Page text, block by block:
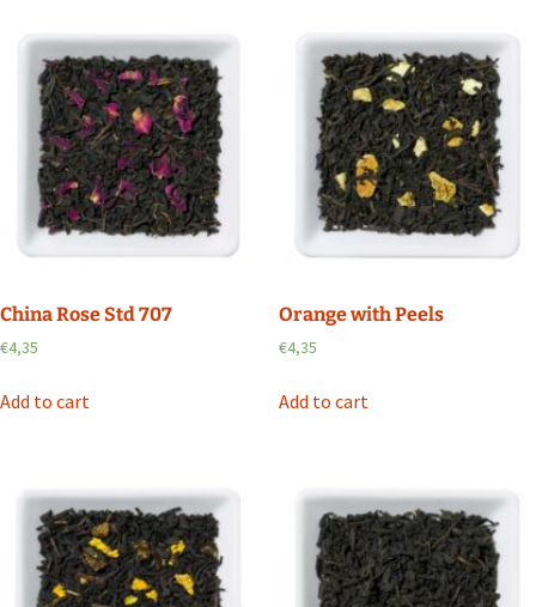
China Rose Std 707
€4,35
Add to cart
Orange with Peels
€4,35
Add to cart